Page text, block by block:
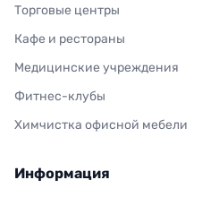
Торговые центры
Кафе и рестораны
Медицинские учреждения
Фитнес-клубы
Химчистка офисной мебели
Информация